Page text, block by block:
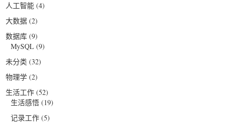
人工智能 (4)
大数据 (2)
数据库 (9)
MySQL (9)
未分类 (32)
物理学 (2)
生活工作 (52)
生活感悟 (19)
记录工作 (5)